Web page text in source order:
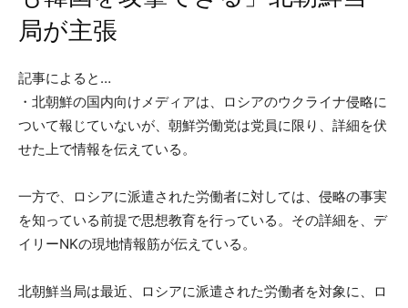
局が主張
記事によると…
・北朝鮮の国内向けメディアは、ロシアのウクライナ侵略に
ついて報じていないが、朝鮮労働党は党員に限り、詳細を伏
せた上で情報を伝えている。
一方で、ロシアに派遣された労働者に対しては、侵略の事実
を知っている前提で思想教育を行っている。その詳細を、デ
イリーNKの現地情報筋が伝えている。
北朝鮮当局は最近、ロシアに派遣された労働者を対象に、ロ